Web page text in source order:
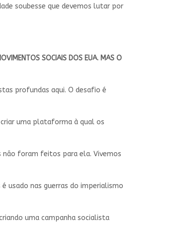
soubesse que devemos lutar por
SOCIAIS DOS EUA. MAS O
profundas aqui. O desafio é
uma plataforma à qual os
não foram feitos para ela. Vivemos
usado nas guerras do imperialismo
uma campanha socialista